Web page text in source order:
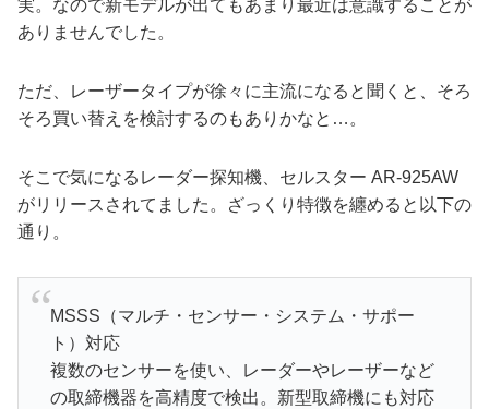
実。なので新モデルが出てもあまり最近は意識することが
ありませんでした。
ただ、レーザータイプが徐々に主流になると聞くと、そろ
そろ買い替えを検討するのもありかなと…。
そこで気になるレーダー探知機、セルスター AR-925AW
がリリースされてました。ざっくり特徴を纏めると以下の
通り。
MSSS（マルチ・センサー・システム・サポー
ト）対応
複数のセンサーを使い、レーダーやレーザーなど
の取締機器を高精度で検出。新型取締機にも対応